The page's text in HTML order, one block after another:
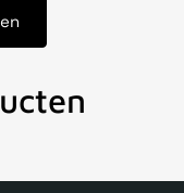
Echte winkel +35